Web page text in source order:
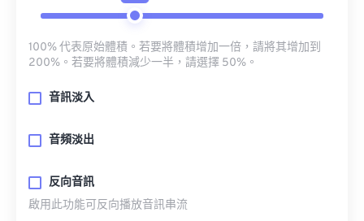
100% 代表原始體積。若要將體積增加一倍，請將其增加到
200%。若要將體積減少一半，請選擇 50%。
音訊淡入
音頻淡出
反向音訊
啟用此功能可反向播放音訊串流